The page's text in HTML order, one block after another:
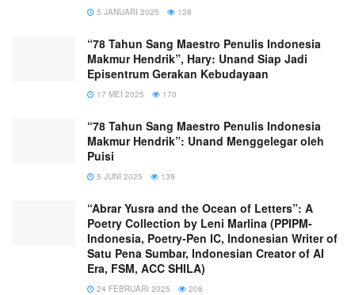
5 JANUARI 2025 128
“78 Tahun Sang Maestro Penulis Indonesia
Makmur Hendrik”, Hary: Unand Siap Jadi
Episentrum Gerakan Kebudayaan
17 MEI 2025 170
“78 Tahun Sang Maestro Penulis Indonesia
Makmur Hendrik”: Unand Menggelegar oleh
Puisi
5 JUNI 2025 139
“Abrar Yusra and the Ocean of Letters”: A
Poetry Collection by Leni Marlina (PPIPM-
Indonesia, Poetry-Pen IC, Indonesian Writer of
Satu Pena Sumbar, Indonesian Creator of AI
Era, FSM, ACC SHILA)
24 FEBRUARI 2025 208